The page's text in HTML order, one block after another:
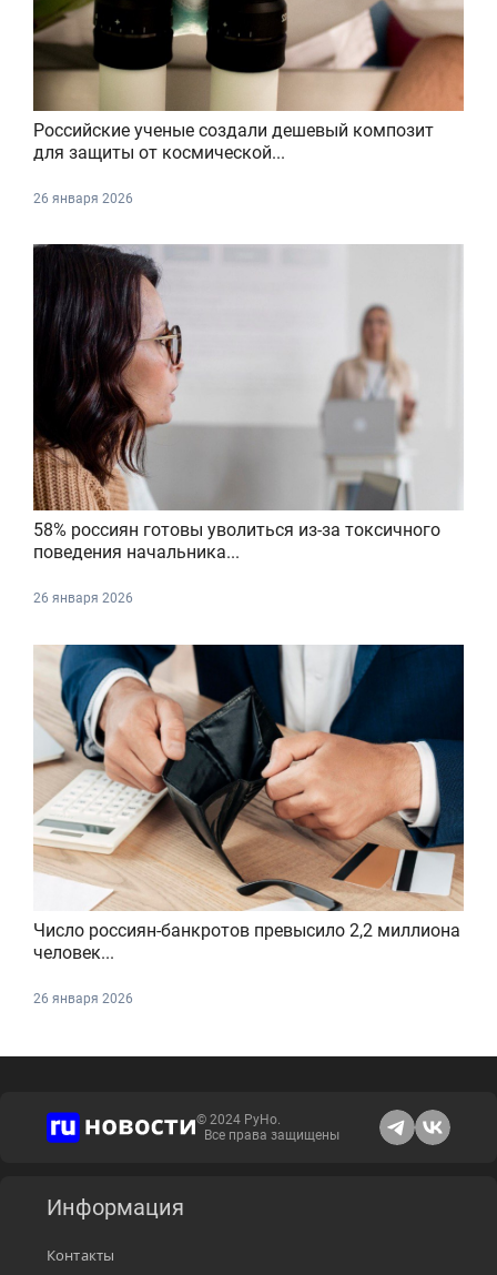
Российские ученые создали дешевый композит
для защиты от космической...
26 января 2026
58% россиян готовы уволиться из-за токсичного
поведения начальника...
26 января 2026
Число россиян-банкротов превысило 2,2 миллиона
человек...
26 января 2026
© 2024 РуНо.
Все права защищены
Информация
Контакты